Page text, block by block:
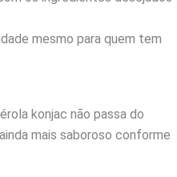
mesmo para quem tem
konjac não passa do
mais saboroso conforme